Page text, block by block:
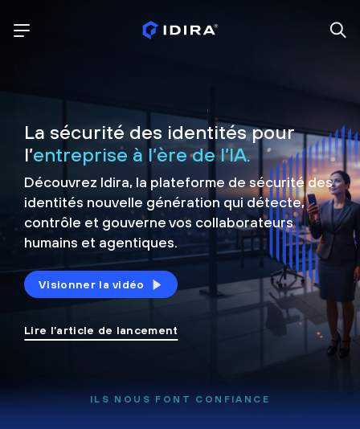
La sécurité des identités pour
l’entreprise à l’ère de l’IA.
Découvrez Idira, la plateforme de sécuritédes
identités nouvelle génération qui détecte,
contrôle et gouverne vos collaborateurs
humains et agentiques.
Visionner la vidéo
Lire l’article de lancement
ILS NOUS FONT CONFIANCE